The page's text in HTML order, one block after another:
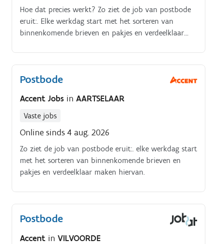
Hoe dat precies werkt? Zo ziet de job van postbode
eruit:. Elke werkdag start met het sorteren van
binnenkomende brieven en pakjes en verdeelklaar
post.
Postbode
Accent Jobs in AARTSELAAR
Vaste jobs
Online sinds 4 aug. 2026
Zo ziet de job van postbode eruit:. elke werkdag start
met het sorteren van binnenkomende brieven en
pakjes en verdeelklaar maken hiervan.
Postbode
Accent in VILVOORDE